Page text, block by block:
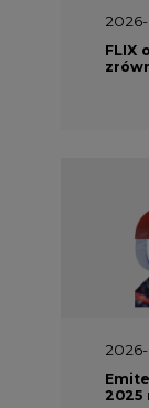
FLIX
2026-
2025